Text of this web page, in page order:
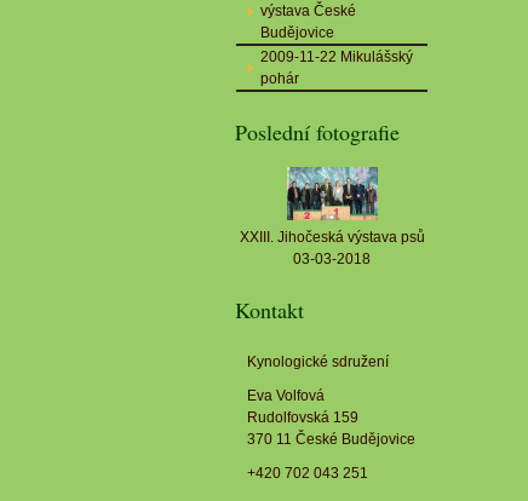
výstava České
Budějovice
2009-11-22 Mikulášský
pohár
Poslední fotografie
XXIII. Jihočeská výstava psů
03-03-2018
Kontakt
Kynologické sdružení
Eva Volfová
Rudolfovská 159
370 11 České Budějovice
+420 702 043 251